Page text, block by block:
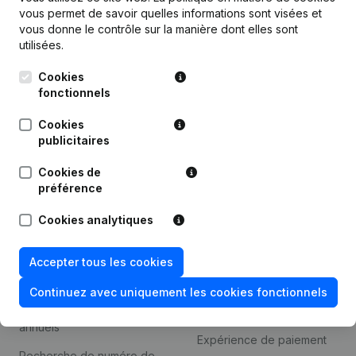
vous permet de savoir quelles informations sont visées et
vous donne le contrôle sur la manière dont elles sont
utilisées.
Cookies
fonctionnels
Cookies
publicitaires
Cookies de
préférence
Cookies analytiques
Accepter tous les cookies
Continuez avec uniquement les cookies fonctionnels
Kantorenpark Everest
Leuvensesteenweg
248D,
1800 Vilvoorde
Produit
Informations d’entreprise
Compliance et prévention
de la fraude
Consulter des comptes
annuels
Intégrations
personnalisées
Expérience de paiement